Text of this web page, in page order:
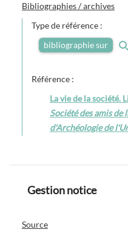
Bibliographies / archives
Type de référence :
bibliographie sur
Référence :
La vie de la société.
Société des amis
d'Archéologie de
Gestion notice
Source